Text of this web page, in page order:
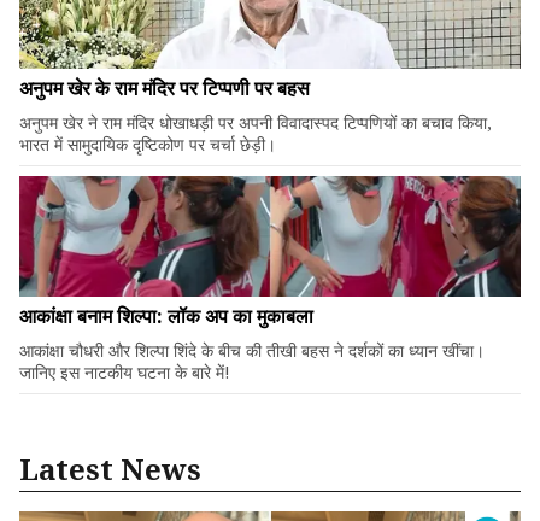
अनुपम खेर के राम मंदिर पर टिप्पणी पर बहस
अनुपम खेर ने राम मंदिर धोखाधड़ी पर अपनी विवादास्पद टिप्पणियों का बचाव किया,
भारत में सामुदायिक दृष्टिकोण पर चर्चा छेड़ी।
आकांक्षा बनाम शिल्पा: लॉक अप का मुकाबला
आकांक्षा चौधरी और शिल्पा शिंदे के बीच की तीखी बहस ने दर्शकों का ध्यान खींचा।
जानिए इस नाटकीय घटना के बारे में!
Latest News